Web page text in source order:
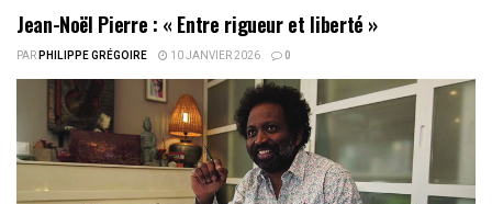
Jean-Noël Pierre : « Entre rigueur et liberté »
PARPHILIPPE GRÉGOIRE 10 JANVIER 2026 0